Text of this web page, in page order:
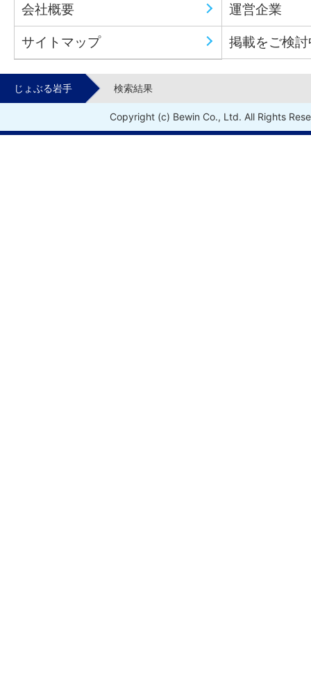
会社概要 運営企業
サイトマップ 掲載をご検
じょぶる岩手 検索結果
Copyright (c) Bewin Co., Ltd. All Rights